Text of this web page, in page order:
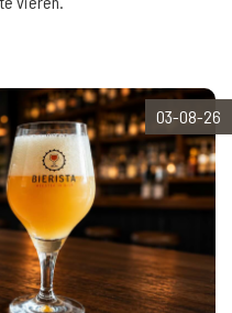
03-08-26